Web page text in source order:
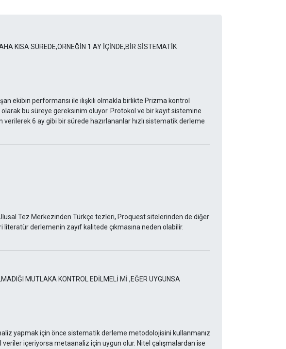
KISA SÜREDE,ÖRNEĞİN 1 AY İÇİNDE,BİR SİSTEMATİK
ekibin performansı ile ilişkili olmakla birlikte Prizma kontrol
bu süreye gereksinim oluyor. Protokol ve bir kayıt sistemine
6 ay gibi bir sürede hazırlananlar hızlı sistematik derleme
Tez Merkezinden Türkçe tezleri, Proquest sitelerinden de diğer
derlemenin zayıf kalitede çıkmasına neden olabilir.
MUTLAKA KONTROL EDİLMELİ Mİ ,EĞER UYGUNSA
yapmak için önce sistematik derleme metodolojisini kullanmanız
içeriyorsa metaanaliz için uygun olur. Nitel çalışmalardan ise